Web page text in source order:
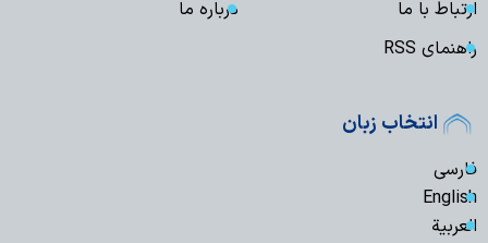
ارتباط با ما
درباره ما
راهنمای RSS
انتخاب زبان
فارسی
English
العربیة